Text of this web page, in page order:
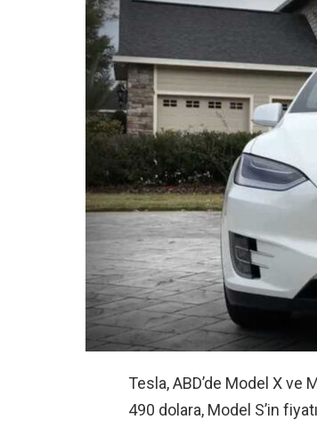
Tesla, ABD’de Model X ve
490 dolara, Model S’in